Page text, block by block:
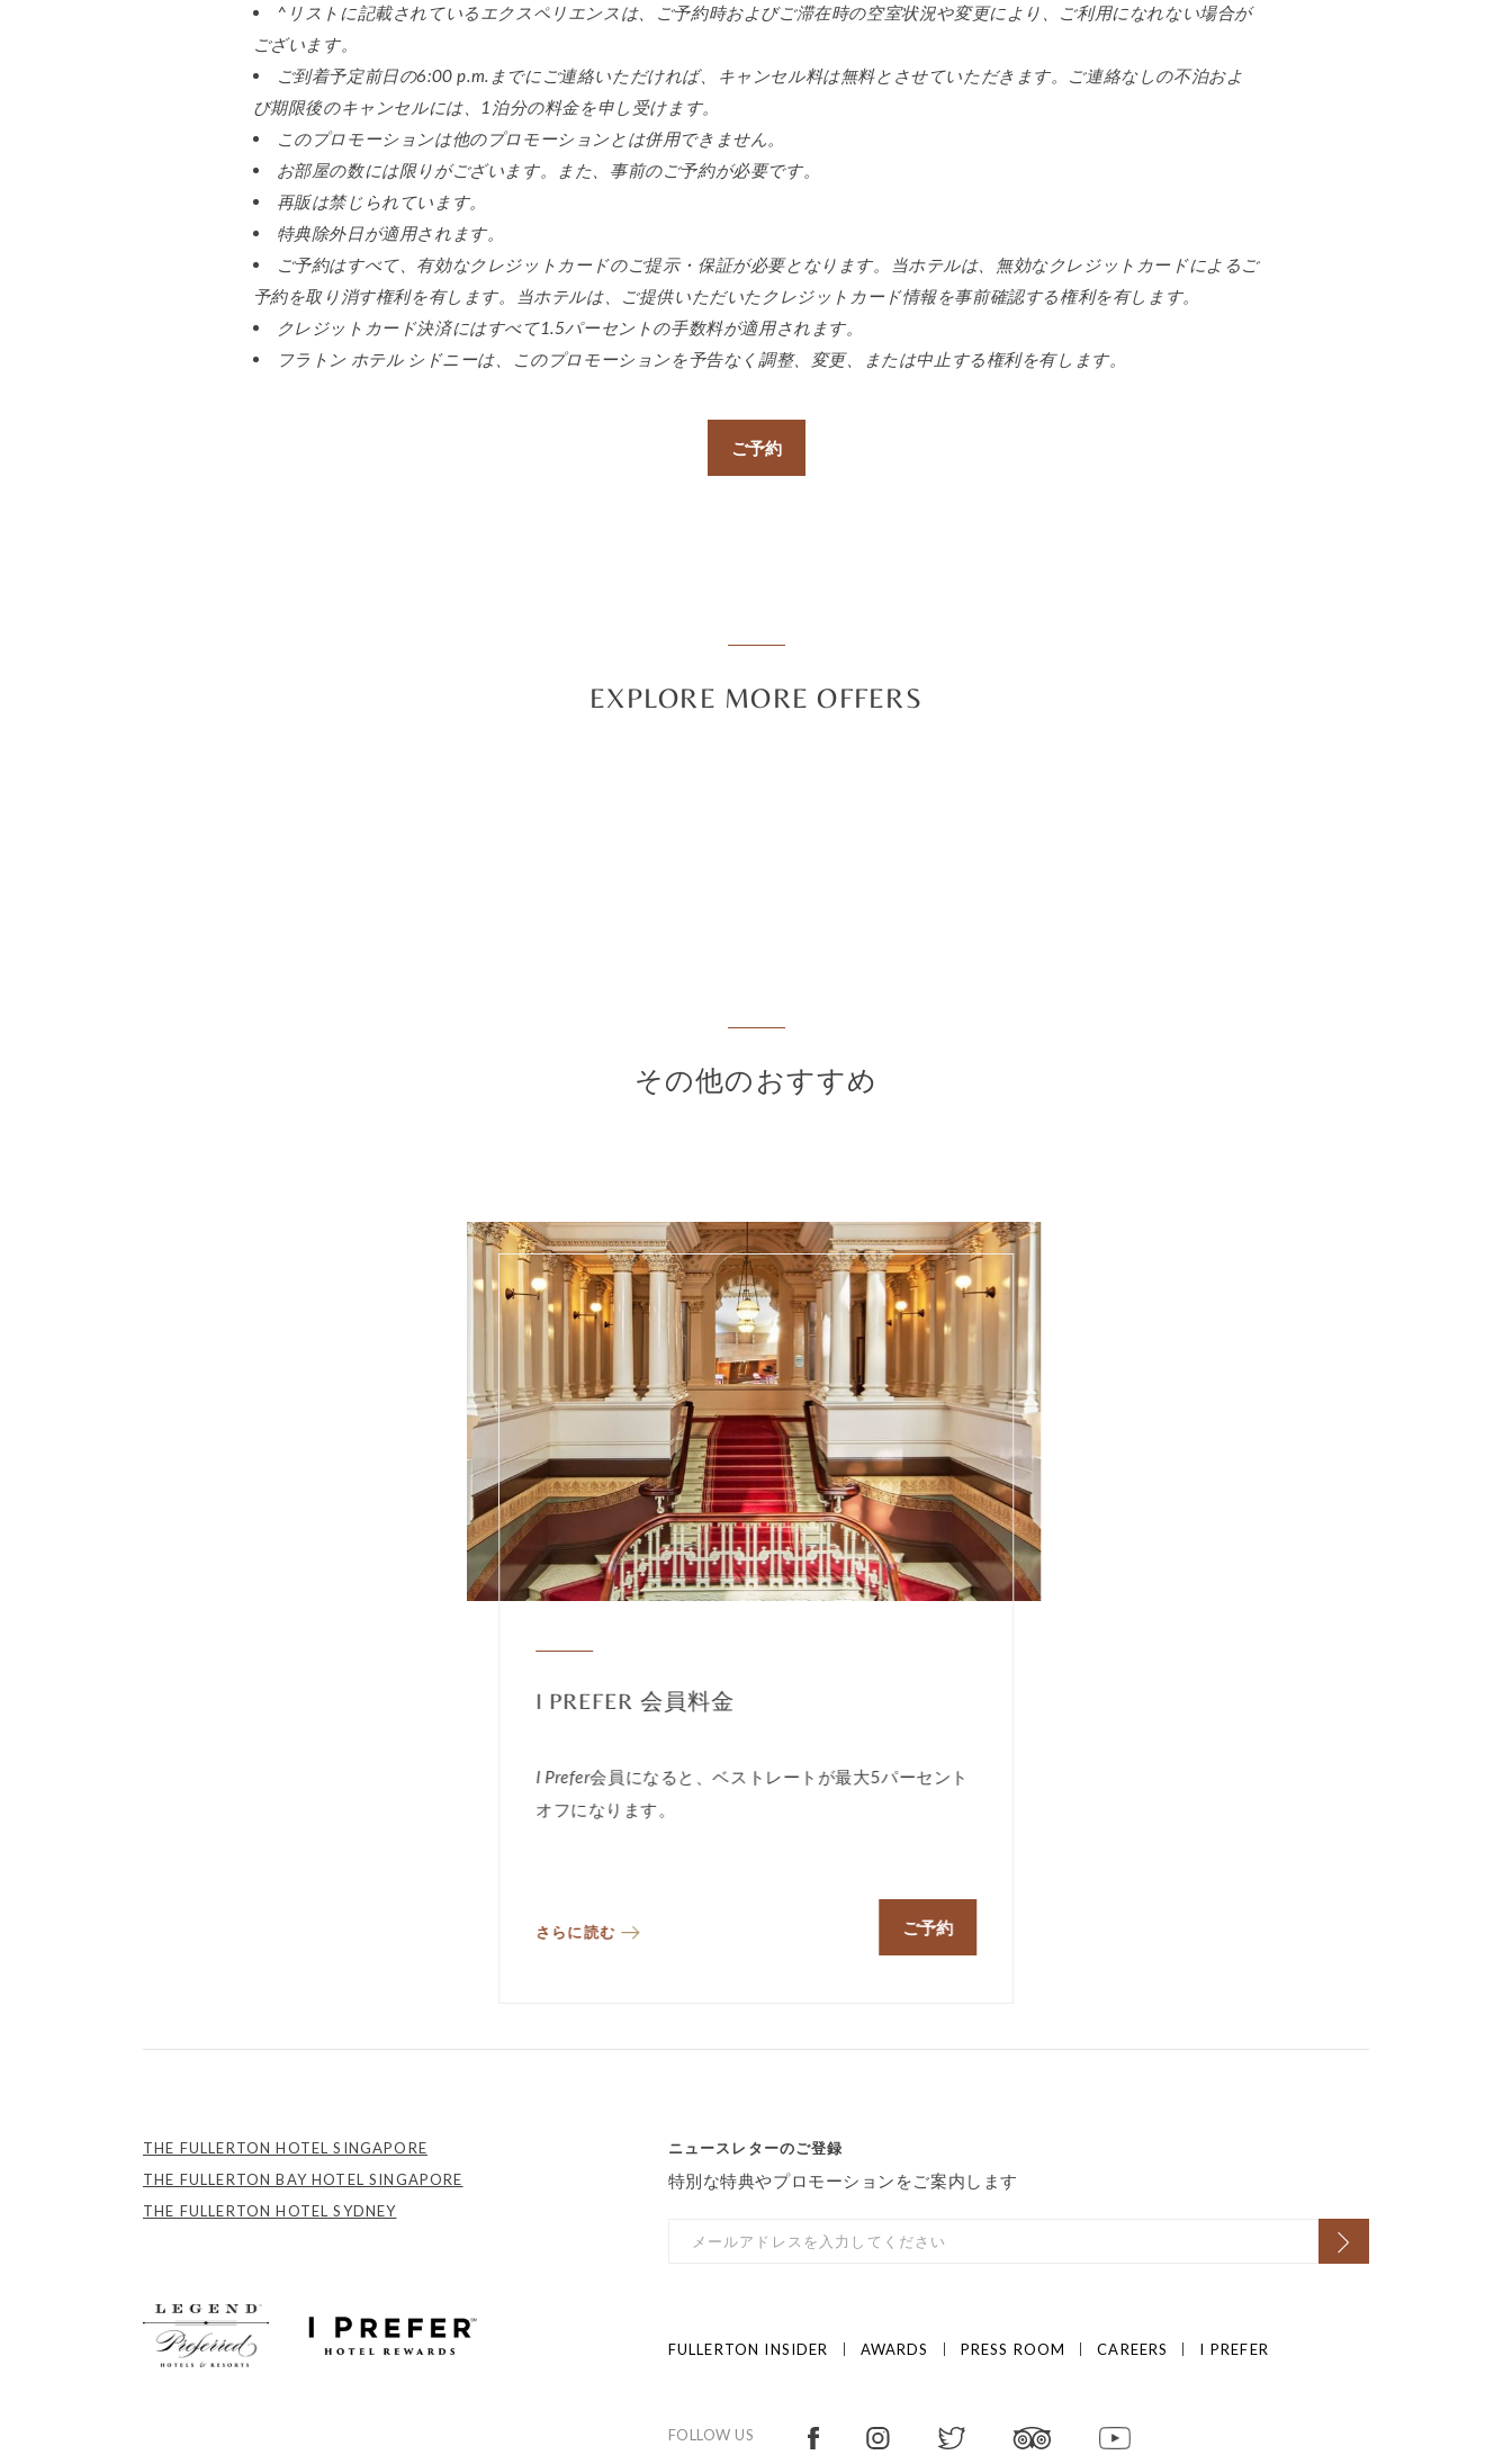
^リストに記載されているエクスペリエンスは、ご予約時およびご滞在時の空室状況や変更により、ご利用になれない場合が
ございます。
ご到着予定前日の6:00 p.m.までにご連絡いただければ、キャンセル料は無料とさせていただきます。ご連絡なしの不泊およ
び期限後のキャンセルには、1泊分の料金を申し受けます。
このプロモーションは他のプロモーションとは併用できません。
お部屋の数には限りがございます。また、事前のご予約が必要です。
再販は禁じられています。
特典除外日が適用されます。
ご予約はすべて、有効なクレジットカードのご提示・保証が必要となります。当ホテルは、無効なクレジットカードによるご
予約を取り消す権利を有します。当ホテルは、ご提供いただいたクレジットカード情報を事前確認する権利を有します。
クレジットカード決済にはすべて1.5パーセントの手数料が適用されます。
フラトン ホテル シドニーは、このプロモーションを予告なく調整、変更、または中止する権利を有します。
ご予約
EXPLORE MORE OFFERS
その他のおすすめ
I PREFER 会員料金
I Prefer会員になると、ベストレートが最大5パーセント
オフになります。
さらに読む ご予約
THE FULLERTON HOTEL SINGAPORE
THE FULLERTON BAY HOTEL SINGAPORE
THE FULLERTON HOTEL SYDNEY
ニュースレターのご登録
特別な特典やプロモーションをご案内します
FULLERTON INSIDER AWARDS PRESS ROOM CAREERS I PREFER
FOLLOW US